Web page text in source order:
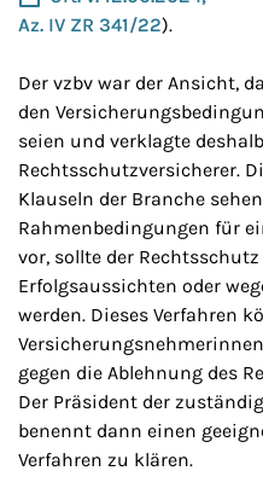
Az. IV ZR 341/22).
Der vzbv war der Ansicht,
den
seien und verklagte
Rechtsschutzversicherer.
Klauseln der Branche
Rahmenbedingungen für
vor, sollte der
Erfolgsaussichten oder
werden. Dieses Verfahren
gegen die Ablehnung des
Der Präsident der
benennt dann einen
Verfahren zu klären.